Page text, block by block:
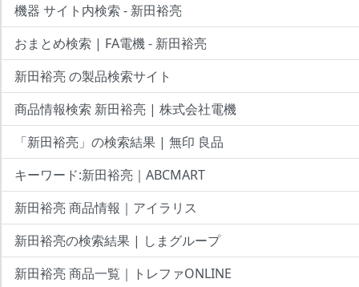
機器 サイト内検索 - 新田裕亮
おまとめ検索 | FA電機 - 新田裕亮
新田裕亮 の製品検索サイト
商品情報検索 新田裕亮 | 株式会社電機
「新田裕亮」の検索結果 | 無印 良品
キーワード:新田裕亮｜ABCMART
新田裕亮 商品情報｜アイラリス
新田裕亮の検索結果 | しまグループ
新田裕亮 商品一覧｜トレファONLINE